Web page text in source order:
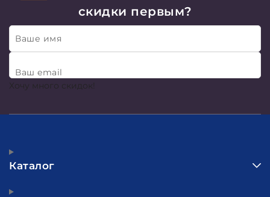
скидки первым?
Ваше имя
Ваш email
Хочу много скидок!
Каталог